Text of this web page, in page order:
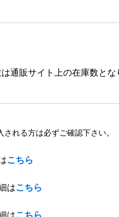
通販サイト上の在庫数と
れる方は必ずご確認下さい。
こちら
はこちら
はこちら